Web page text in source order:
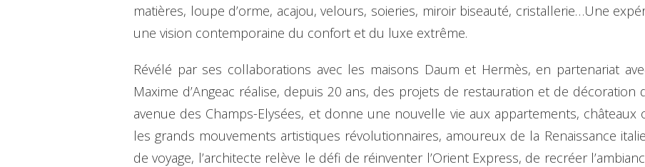
matières, loupe d’orme, acajou, velours, soieries, miroir biseauté, cristallerie…Une
une vision contemporaine du confort et du luxe extrême.
Révélé par ses collaborations avec les maisons Daum et Hermès, en partenariat
Maxime d’Angeac réalise, depuis 20 ans, des projets de restauration et de décoration
avenue des Champs-Elysées, et donne une nouvelle vie aux appartements, châteaux
les grands mouvements artistiques révolutionnaires, amoureux de la Renaissance
de voyage, l’architecte relève le défi de réinventer l’Orient Express, de recréer